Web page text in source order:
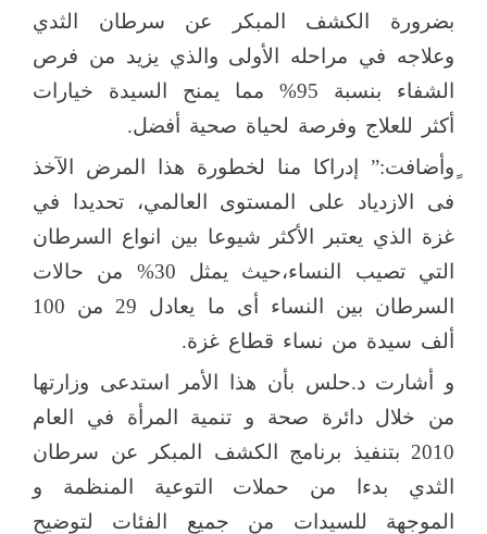
بضرورة الكشف المبكر عن سرطان الثدي
وعلاجه في مراحله الأولى والذي يزيد من فرص
الشفاء بنسبة 95% مما يمنح السيدة خيارات
أكثر للعلاج وفرصة لحياة صحية أفضل.
ٍوأضافت:” إدراكا منا لخطورة هذا المرض الآخذ
فى الازدياد على المستوى العالمي، تحديدا في
غزة الذي يعتبر الأكثر شيوعا بين انواع السرطان
التي تصيب النساء،حيث يمثل 30% من حالات
السرطان بين النساء أى ما يعادل 29 من 100
ألف سيدة من نساء قطاع غزة.
و أشارت د.حلس بأن هذا الأمر استدعى وزارتها
من خلال دائرة صحة و تنمية المرأة في العام
2010 بتنفيذ برنامج الكشف المبكر عن سرطان
الثدي بدءا من حملات التوعية المنظمة و
الموجهة للسيدات من جميع الفئات لتوضيح